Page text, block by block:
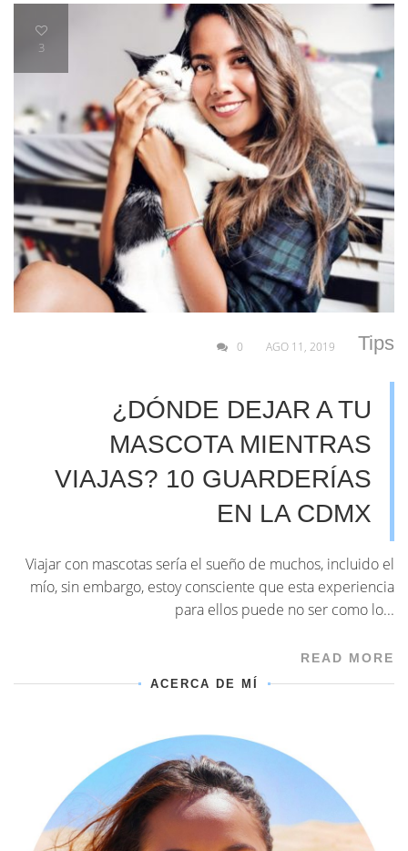
3
Tips
AGO 11, 2019
0
¿DÓNDE DEJAR A TU
MASCOTA MIENTRAS
VIAJAS? 10 GUARDERÍAS
EN LA CDMX
Viajar con mascotas sería el sueño de muchos, incluido el
mío, sin embargo, estoy consciente que esta experiencia
para ellos puede no ser como lo...
READ MORE
ACERCA DE MÍ